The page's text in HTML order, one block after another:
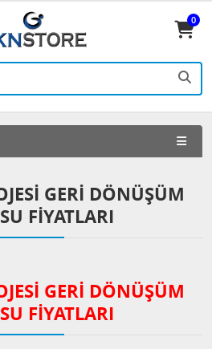
0
GERI DÖNÜŞÜM
FIYATLARI
GERI DÖNÜŞÜM
FIYATLARI